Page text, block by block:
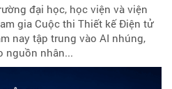
đại học, học viện và viện
gia Cuộc thi Thiết kế Điện tử
nay tập trung vào AI nhúng,
nguồn nhân...